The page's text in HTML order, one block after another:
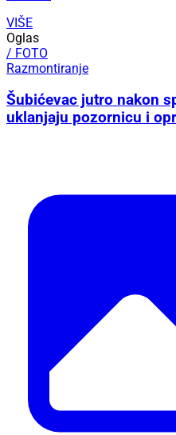
VIŠE
Oglas
/ FOTO
Razmontiranje
Šubićevac jutro nakon
uklanjaju pozornicu i